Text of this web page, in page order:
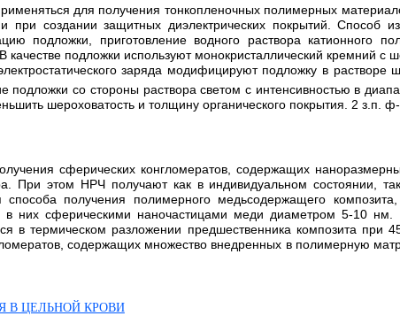
для получения тонкопленочных полимерных
при создании защитных диэлектрических покрытий. Cпособ
подложки, приготовление водного раствора катионного
подложки используют монокристаллический кремний с
заряда модифицируют подложку в растворе
со стороны раствора светом с интенсивностью в
шероховатость и толщину органического покрытия. 2 з.п.
сферических конгломератов, содержащих
При этом НРЧ получают как в индивидуальном состоянии,
получения полимерного медьсодержащего
них сферическими наночастицами меди диаметром 5-10 нм.
в термическом разложении предшественника композита при
содержащих множество внедренных в полимерную
В ЦЕЛЬНОЙ КРОВИ